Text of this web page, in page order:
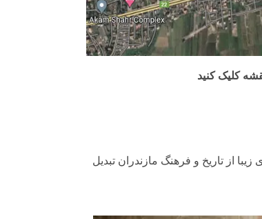
کلیک کنید
زیبا از تاریخ و فرهنگ مازندران تبدیل